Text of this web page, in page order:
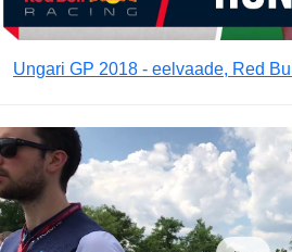
Ungari GP 2018 - eelvaade, Red Bull